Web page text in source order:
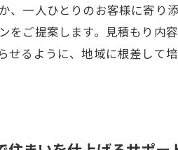
、一人ひとりのお客様に寄り
をご提案します。見積もり内
せるように、地域に根差して